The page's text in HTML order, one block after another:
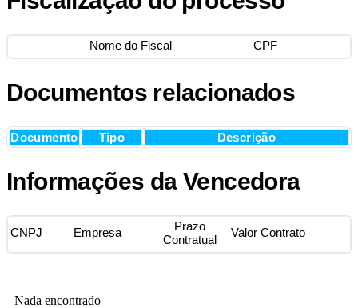
Nome do Fiscal CPF
Documentos relacionados
Documento Tipo Descrição
Informações da Vencedora
CNPJ Empresa
Prazo
Contratual
Valor Contrato
Nada encontrado